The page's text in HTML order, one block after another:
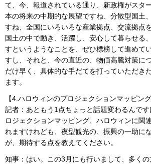
て、今、報道されている通り、新政権がスタ
本の将来の中期的な展望ですね、分散型国土
すね、全国にいろいろな産業拠点、交流拠点
国土の中で動き、活躍し、安心して暮らせる
すというようなことを、ぜひ標榜して進めて
すし、それと、今の直近の、物価高騰対策に
だけ早く、具体的な手だてを打っていただき
ます。
【4.ハロウィンのプロジェクションマッピング
記者：あともう1点ちょっと話題変わるんで
ロジェクションマッピング、ハロウィンに関
れますけれども、夜型観光の、振興の一助に
が、期待する点を教えてください。
知事：はい。この3月にも行いまして、多く